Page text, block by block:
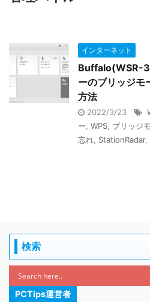
インターネット
Buffalo(WSR-
ーのブリッジモ
方法
2022/3/23
ー WPS ブリッジ
忘れ StationRadar,
検索
PCTips運営者